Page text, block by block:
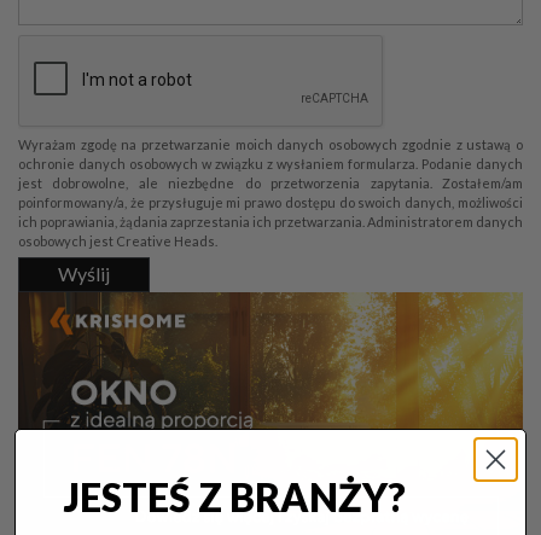
Wyrażam zgodę na przetwarzanie moich danych osobowych zgodnie z ustawą o
ochronie danych osobowych w związku z wysłaniem formularza. Podanie danych
jest dobrowolne, ale niezbędne do przetworzenia zapytania. Zostałem/am
poinformowany/a, że przysługuje mi prawo dostępu do swoich danych, możliwości
ich poprawiania, żądania zaprzestania ich przetwarzania. Administratorem danych
osobowych jest Creative Heads.
Wyślij
JESTEŚ Z BRANŻY?